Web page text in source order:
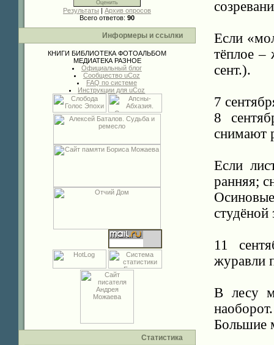
Результаты | Архив опросов
Всего ответов: 90
Информеры и ссылки
КНИГИ БИБЛИОТЕКА ФОТОАЛЬБОМ
МЕДИАТЕКА РАЗНОЕ
Официальный блог
Сообщество uCoz
FAQ по системе
Инструкции для uCoz
Статистика
Если
тёплое –
сент.).
7
8
снимают
Если
ранняя;
студёной
11
журавли
В лесу
наоборот.
Большие